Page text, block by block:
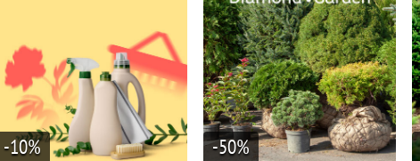
-10% -50%